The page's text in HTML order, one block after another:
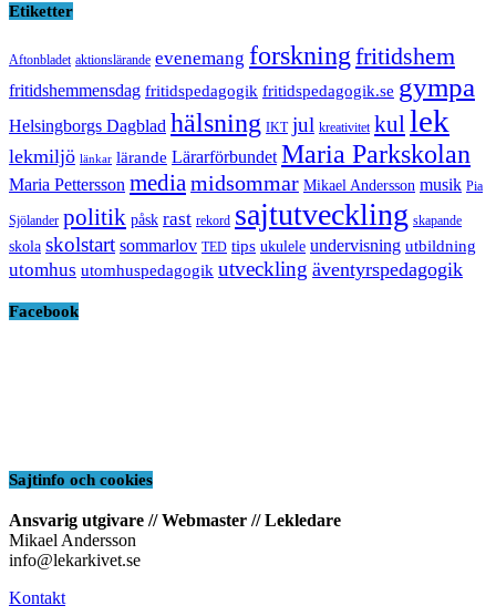
Etiketter
Aftonbladet aktionslärande evenemang forskning fritidshem
fritidshemmensdag fritidspedagogik fritidspedagogik.se gympa
Helsingborgs Dagblad hälsning IKT jul kreativitet kul lek
lekmiljö länkar lärande Lärarförbundet Maria Parkskolan
Maria Pettersson media midsommar Mikael Andersson musik Pia
Sjölander politik påsk rast rekord sajtutveckling skapande
skola skolstart sommarlov TED tips ukulele undervisning utbildning
utomhus utomhuspedagogik utveckling äventyrspedagogik
Facebook
Sajtinfo och cookies
Ansvarig utgivare // Webmaster // Lekledare
Mikael Andersson
info@lekarkivet.se
Kontakt